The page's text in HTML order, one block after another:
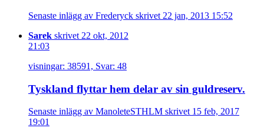
Senaste inlägg av Frederyck skrivet 22 jan, 2013 15:52
Sarek skrivet 22 okt, 2012
21:03
visningar: 38591, Svar: 48
Tyskland flyttar hem delar av sin guldreserv.
Senaste inlägg av ManoleteSTHLM skrivet 15 feb, 2017
19:01